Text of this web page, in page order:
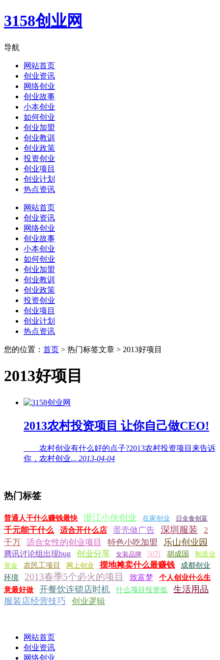
3158创业网
导航
网站首页
创业资讯
网络创业
创业故事
小本创业
如何创业
创业加盟
创业教训
创业政策
投资创业
创业项目
创业计划
热点资讯
网站首页
创业资讯
网络创业
创业故事
小本创业
如何创业
创业加盟
创业教训
创业政策
投资创业
创业项目
创业计划
热点资讯
您的位置： 首页 > 热门标签文章 > 2013好项目
2013好项目
2013农村投资项目 让你自己做CEO!
农村创业有什么好的点子?2013农村投资项目来告诉
你，农村创业... 2013-04-04
热门标签
普通人干什么赚钱最快 浙江小伙创业 在家创业 日全食创富
千元能干什么 适合开什么店 蛋壳做广告 深圳服装
2
千万
适合女性的创业项目 特色小吃加盟 乐山创业园
腾讯讨论组出现bug 创业分享 女装品牌 50万 胡成国
制造业
资金
农民工项目 网上创业 摆地摊卖什么最赚钱
成都创业
环境
2013春季5个必火的项目 致富梦
个人创业什么生
意最好做
开餐饮连锁店时机 什么项目投资低
生活用品
服装店经营技巧
创业逻辑
网站首页
创业资讯
网络创业